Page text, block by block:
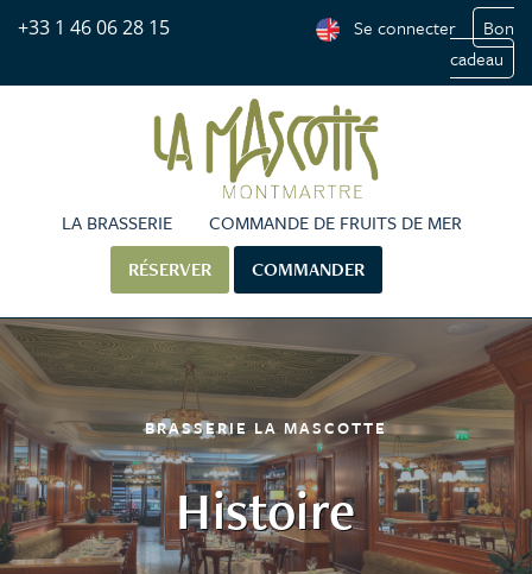
+33 1 46 06 28 15 Se connecter
Bon
cadeau
LA BRASSERIE COMMANDE DE FRUITS DE MER
RÉSERVER COMMANDER
BRASSERIE LA MASCOTTE
Histoire